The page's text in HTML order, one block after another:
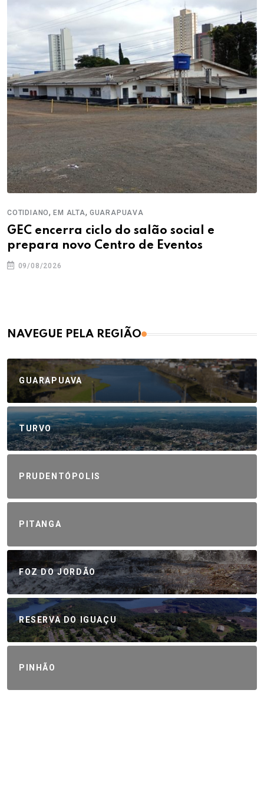
COTIDIANO,EM ALTA, GUARAPUAVA
GEC encerra ciclo do salão social e
prepara novo Centro de Eventos
09/08/2026
NAVEGUE PELA REGIÃO
GUARAPUAVA
TURVO
PRUDENTÓPOLIS
PITANGA
FOZ DO JORDÃO
RESERVA DO IGUAÇU
PINHÃO